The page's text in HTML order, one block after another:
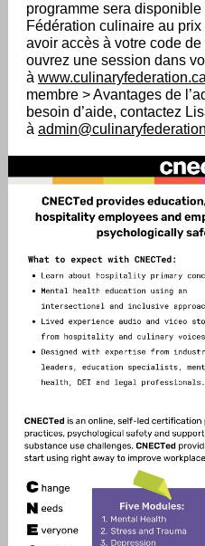
programme sera
Fédération culinaire au
avoir accès à votre code
ouvrez une session dans
à www.culinaryfederation.ca
membre > Avantages de
besoin d’aide, contactez
à